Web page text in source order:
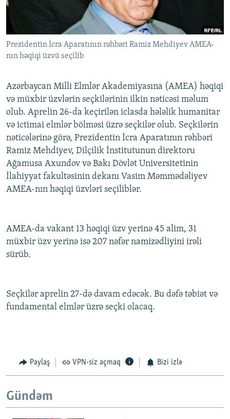
AZƏRBAYCAN ƏDƏBIYYATI KITABXANASI
İSLAM VƏ DEMOKRATIYA
İZ - MƏDƏNIYYƏT PROQRAMI
PEŞƏ ETIKASI VƏ JURNALISTIKA STANDARTLARIMIZ
MATERIALLARIMIZDAN ISTIFADƏ
BIZIMLƏ ƏLAQƏ
XƏBƏR BÜLLETENLƏRIMIZ
Prezidentin İcra Aparatının rəhbəri Ramiz Mehdiyev AMEA-
nın həqiqi üzvü seçilib
Azərbaycan Milli Elmlər Akademiyasına (AMEA) həqiqi
və müxbir üzvlərin seçkilərinin ilkin nəticəsi məlum
olub. Aprelin 26-da keçirilən iclasda hələlik humanitar
və ictimai elmlər bölməsi üzrə seçkilər olub. Seçkilərin
nəticələrinə görə, Prezidentin İcra Aparatının rəhbəri
Ramiz Mehdiyev, Dilçilik İnstitutunun direktoru
Ağamusa Axundov və Bakı Dövlət Universitetinin
İlahiyyat fakultəsinin dekanı Vasim Məmmədəliyev
AMEA-nın həqiqi üzvləri seçiliblər.
AMEA-da vakant 13 həqiqi üzv yerinə 45 alim, 31
müxbir üzv yerinə isə 207 nəfər namizədliyini irəli
sürüb.
Seçkilər aprelin 27-də davam edəcək. Bu dəfə təbiət və
fundamental elmlər üzrə seçki olacaq.
Paylaş VPN-siz açmaq Bizi izlə
Gündəm